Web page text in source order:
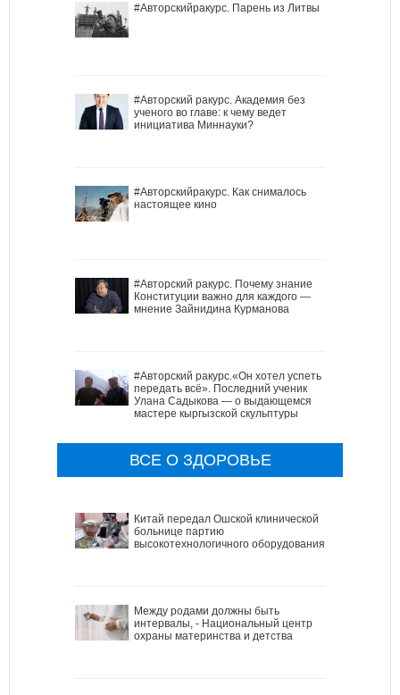
#Авторскийракурс. Парень из Литвы
#Авторский ракурс. Академия без
ученого во главе: к чему ведет
инициатива Миннауки?
#Авторскийракурс. Как снималось
настоящее кино
#Авторский ракурс. Почему знание
Конституции важно для каждого —
мнение Зайнидина Курманова
#Авторский ракурс.«Он хотел успеть
передать всё». Последний ученик
Улана Садыкова — о выдающемся
мастере кыргызской скульптуры
ВСЕ О ЗДОРОВЬЕ
Китай передал Ошской клинической
больнице партию
высокотехнологичного оборудования
Между родами должны быть
интервалы, - Национальный центр
охраны материнства и детства